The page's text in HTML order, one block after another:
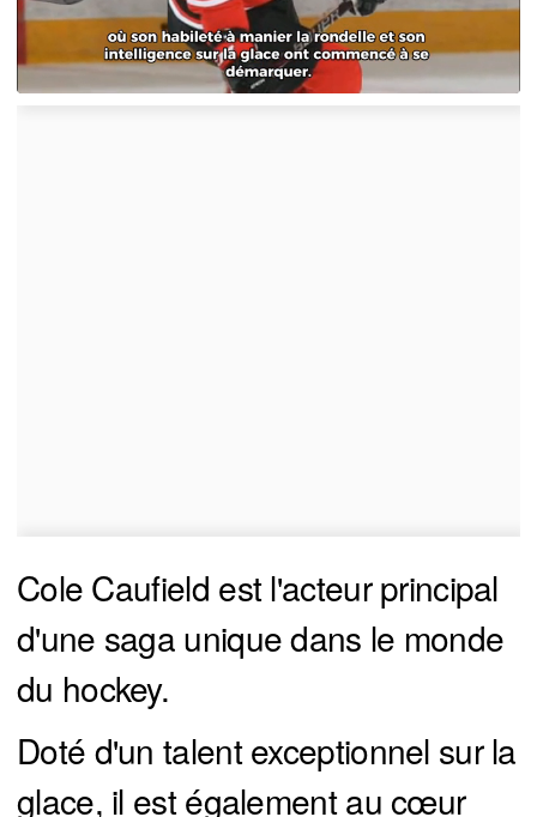
Cole Caufield est l'acteur principal
d'une saga unique dans le monde
du hockey.
Doté d'un talent exceptionnel sur la
glace, il est également au cœur